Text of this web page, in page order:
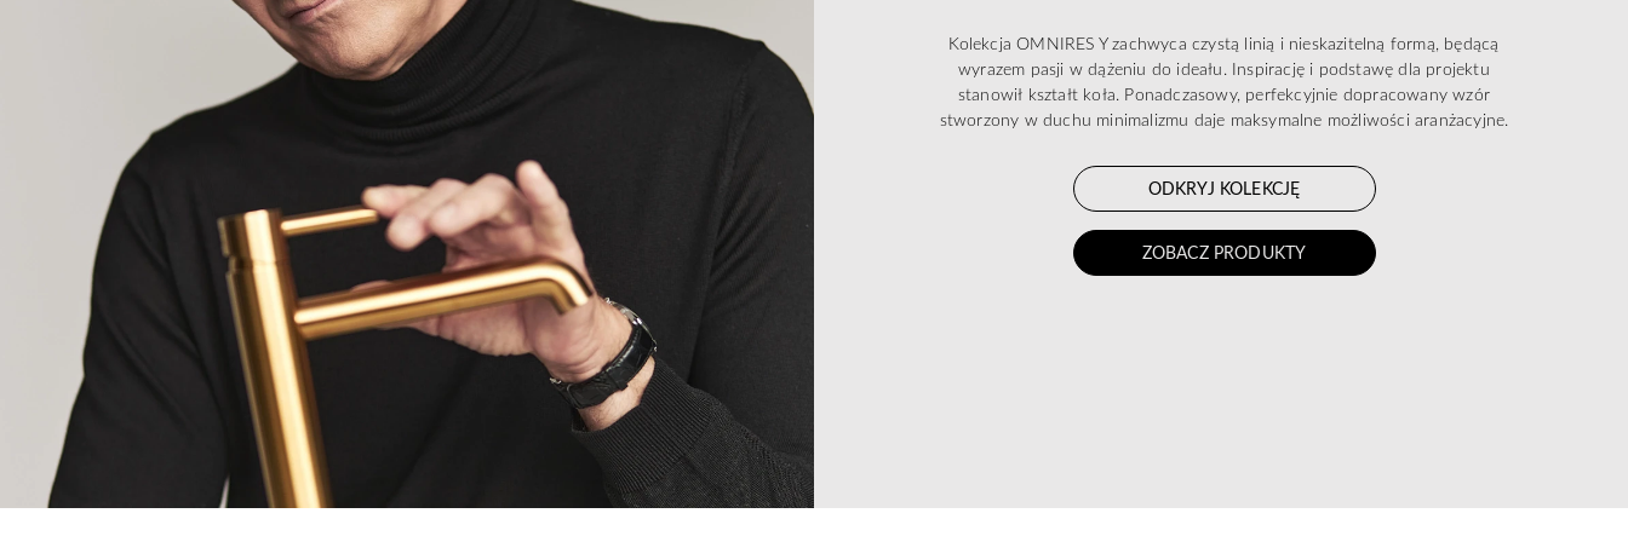
Kolekcja OMNIRES Y zachwyca czystą linią i nieskazitelną formą, będącą
wyrazem pasji w dążeniu do ideału. Inspirację i podstawę dla projektu
stanowił kształt koła. Ponadczasowy, perfekcyjnie dopracowany wzór
stworzony w duchu minimalizmu daje maksymalne możliwości aranżacyjne.
ODKRYJ KOLEKCJĘ
ZOBACZ PRODUKTY